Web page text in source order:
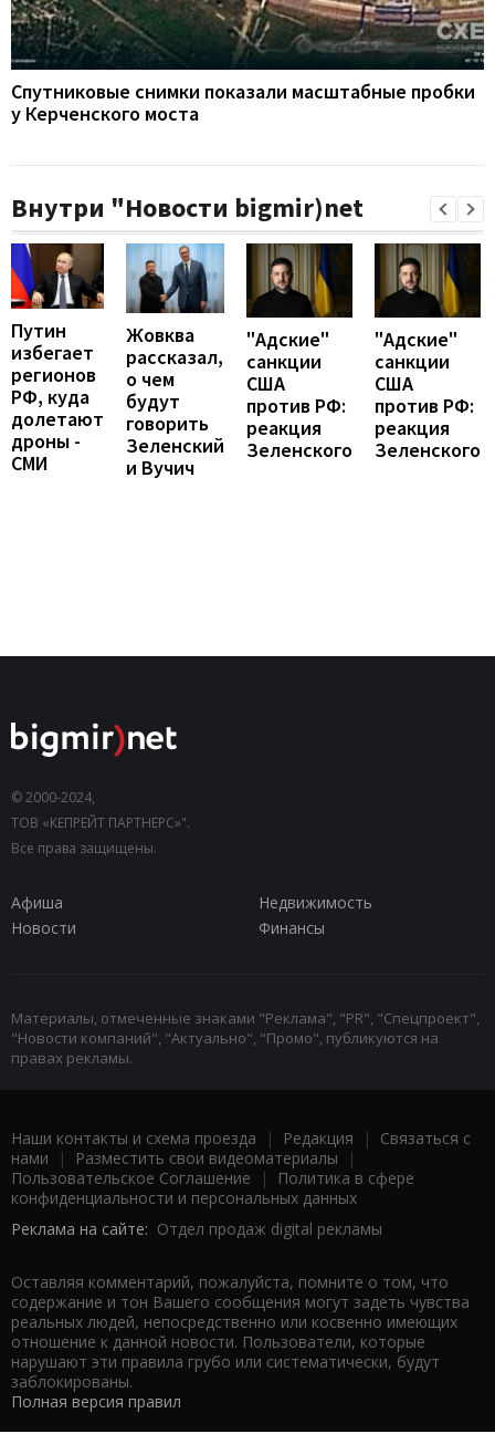
Спутниковые снимки показали масштабные пробки
у Керченского моста
Внутри "Новости bigmir)net
Путин
избегает
регионов
РФ, куда
долетают
дроны -
СМИ
Жовква
рассказал,
о чем
будут
говорить
Зеленский
и Вучич
"Адские"
санкции
США
против РФ:
реакция
Зеленского
"Адские"
санкции
США
против РФ:
реакция
Зеленского
© 2000-2024,
ТОВ «КЕПРЕЙТ ПАРТНЕРС»".
Все права защищены.
Афиша
Недвижимость
Новости
Финансы
Материалы, отмеченные знаками "Реклама", "PR", "Спецпроект",
"Новости компаний", "Актуально", "Промо", публикуются на
правах рекламы.
Наши контакты и схема проезда | Редакция | Связаться с
нами | Разместить свои видеоматериалы |
Пользовательское Соглашение |
Политика в сфере
конфиденциальности и персональных данных
Реклама на сайте: Отдел продаж digital рекламы
Оставляя комментарий, пожалуйста, помните о том, что
содержание и тон Вашего сообщения могут задеть чувства
реальных людей, непосредственно или косвенно имеющих
отношение к данной новости. Пользователи, которые
нарушают эти правила грубо или систематически, будут
заблокированы.
Полная версия правил